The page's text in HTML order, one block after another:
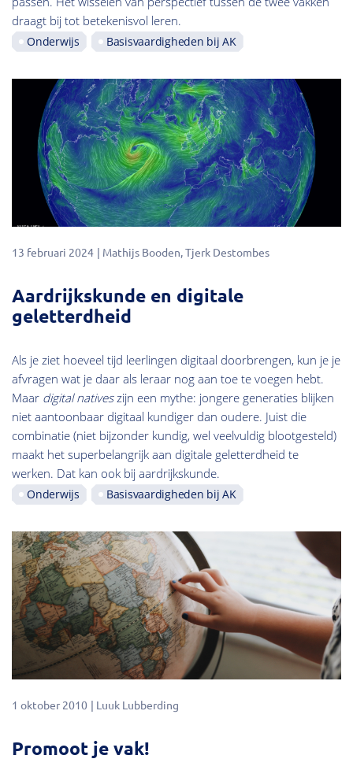
draagt bij tot betekenisvol leren.
Onderwijs Basisvaardigheden bij AK
13 februari 2024 Mathijs Booden Tjerk Destombes
Aardrijkskunde en digitale
geletterdheid
Als je ziet hoeveel tijd leerlingen digitaal doorbrengen, kun je je
afvragen wat je daar als leraar nog aan toe te voegen hebt.
Maar digital nativeszijn een mythe: jongere generaties blijken
niet aantoonbaar digitaal kundiger dan oudere. Juist die
combinatie (niet bijzonder kundig, wel veelvuldig blootgesteld)
maakt het superbelangrijk aan digitale geletterdheid te
werken. Dat kan ook bij aardrijkskunde.
Onderwijs Basisvaardigheden bij AK
1 oktober 2010 Luuk Lubberding
Promoot je vak!